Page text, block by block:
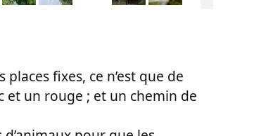
fixes, ce n’est que de
et un rouge ; et un chemin de